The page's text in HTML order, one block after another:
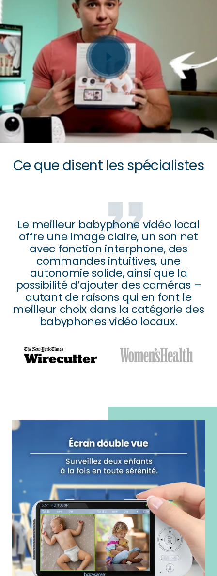
Ce que disent les spécialistes
Le meilleur babyphone vidéo local
offre une image claire, un son net
avec fonction interphone, des
commandes intuitives, une
autonomie solide, ainsi que la
possibilité d’ajouter des caméras –
autant de raisons qui en font le
meilleur choix dans la catégorie des
babyphones vidéo locaux.
Aller
au
Aller
au